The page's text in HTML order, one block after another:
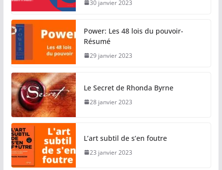
30 janvier 2023
Power: Les 48 lois du pouvoir-
Résumé
29 janvier 2023
Le Secret de Rhonda Byrne
28 janvier 2023
L’art subtil de s’en foutre
23 janvier 2023